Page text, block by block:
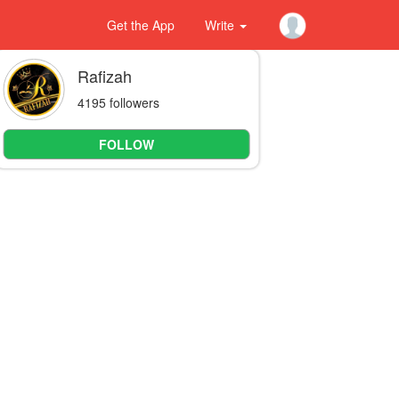
Get the App Write
Rafizah
4195 followers
FOLLOW